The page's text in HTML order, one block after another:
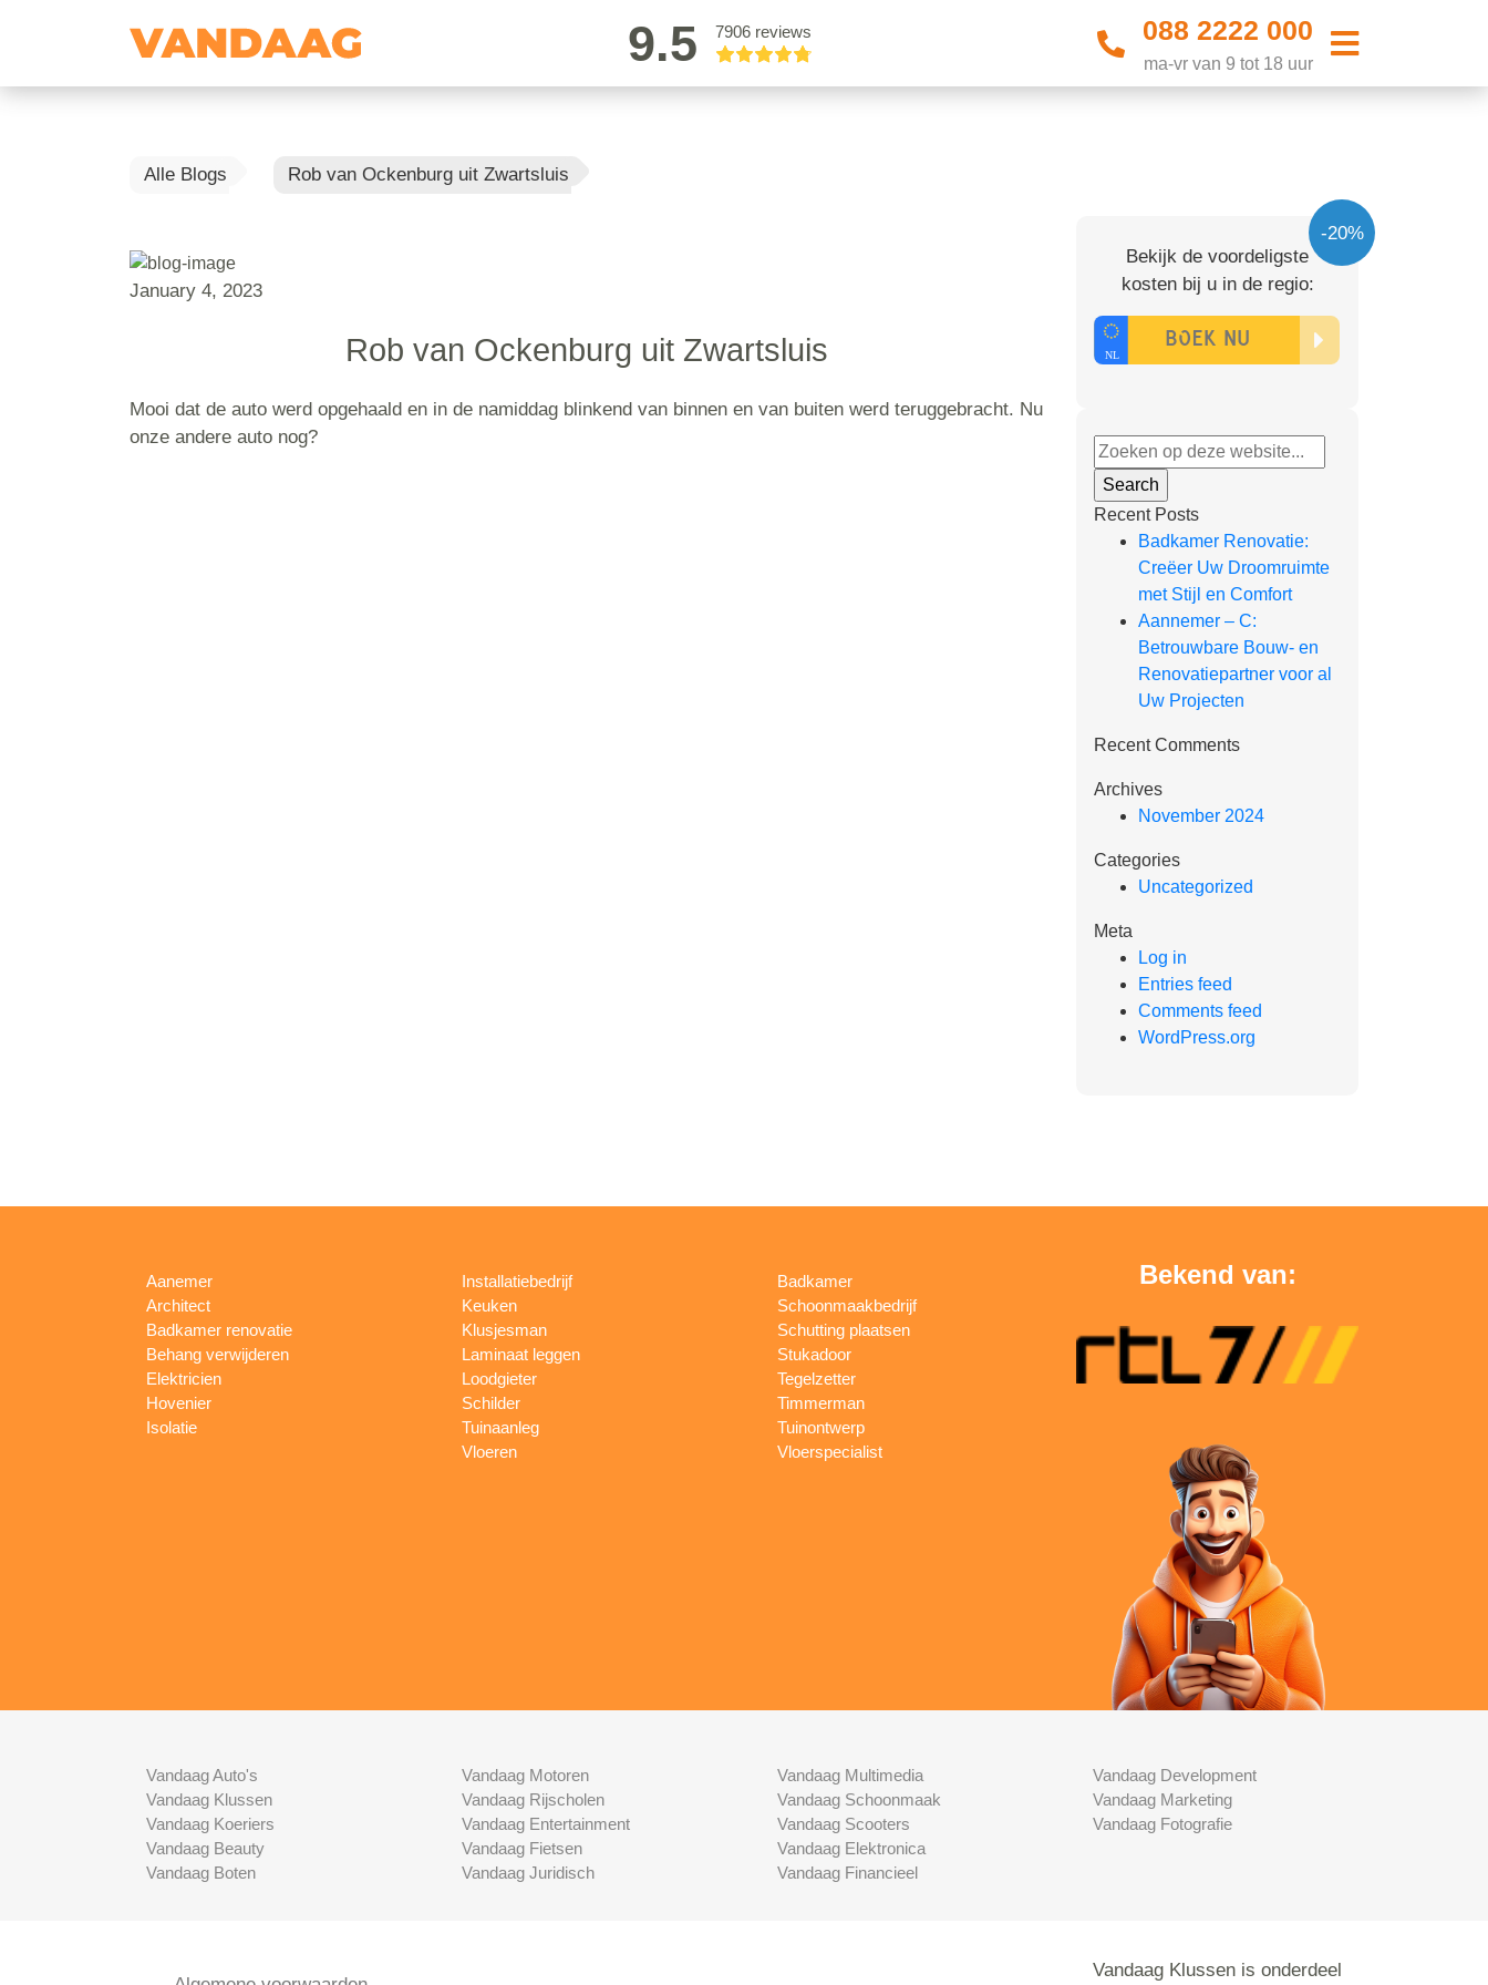
9.5 7906 reviews 088 2222 000
ma-vr van 9 tot 18 uur
Alle Blogs Rob van Ockenburg uit Zwartsluis
January 4, 2023
Rob van Ockenburg uit Zwartsluis
Mooi dat de auto werd opgehaald en in de namiddag blinkend van binnen en van buiten werd teruggebracht. Nu
onze andere auto nog?
-20%
Bekijk de voordeligste
kosten bij u in de regio:
Recent Posts
Badkamer Renovatie:
Creëer Uw Droomruimte
met Stijl en Comfort
Aannemer – C:
Betrouwbare Bouw- en
Renovatiepartner voor al
Uw Projecten
Recent Comments
Archives
November 2024
Categories
Uncategorized
Meta
Log in
Entries feed
Comments feed
WordPress.org
Aanemer
Architect
Badkamer renovatie
Behang verwijderen
Elektricien
Hovenier
Isolatie
Installatiebedrijf
Keuken
Klusjesman
Laminaat leggen
Loodgieter
Schilder
Tuinaanleg
Vloeren
Badkamer
Schoonmaakbedrijf
Schutting plaatsen
Stukadoor
Tegelzetter
Timmerman
Tuinontwerp
Vloerspecialist
Bekend van:
Vandaag Auto's
Vandaag Klussen
Vandaag Koeriers
Vandaag Beauty
Vandaag Boten
Vandaag Motoren
Vandaag Rijscholen
Vandaag Entertainment
Vandaag Fietsen
Vandaag Juridisch
Vandaag Multimedia
Vandaag Schoonmaak
Vandaag Scooters
Vandaag Elektronica
Vandaag Financieel
Vandaag Development
Vandaag Marketing
Vandaag Fotografie
Vandaag Klussen is onderdeel